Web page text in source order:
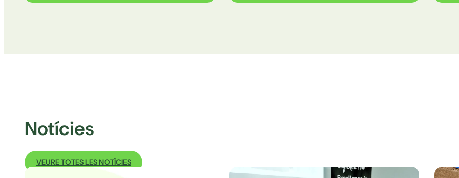
Notícies
VEURE TOTES LES NOTÍCIES